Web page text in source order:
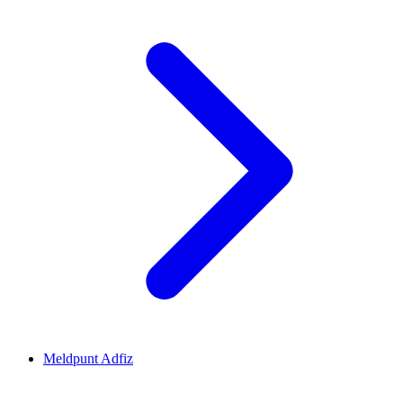
Meldpunt Adfiz